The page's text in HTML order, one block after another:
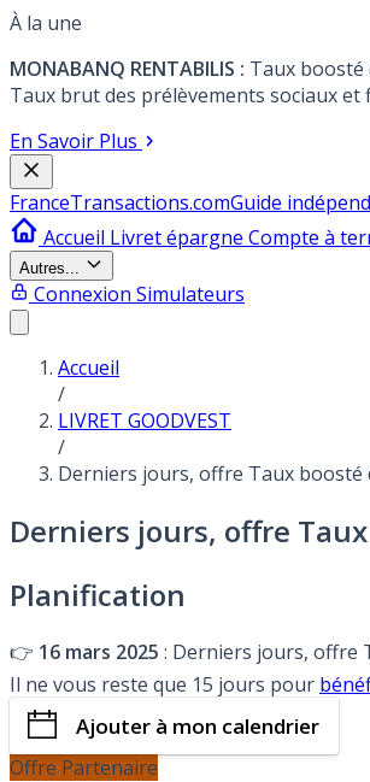
À la une
MONABANQ RENTABILIS : Taux boosté
Taux brut des prélèvements sociaux et
En Savoir Plus
FranceTransactions.comGuide
Accueil Livret épargne Compte à
Autres...
Connexion Simulateurs
Accueil
/
LIVRET GOODVEST
/
Derniers jours, offre Taux boosté
Derniers jours, offre
Planification
👉 16 mars 2025 : Derniers jours, offre
Il ne vous reste que 15 jours pour
Ajouter à mon calendrier
Offre Partenaire